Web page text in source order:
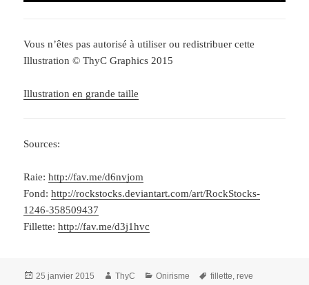
Vous n’êtes pas autorisé à utiliser ou redistribuer cette
Illustration © ThyC Graphics 2015
Illustration en grande taille
Sources:
Raie:http://fav.me/d6nvjom
Fond:http://rockstocks.deviantart.com/art/RockStocks-
1246-358509437
Fillette:http://fav.me/d3j1hvc
Publié
25 janvier 2015 Auteur
ThyC Catégories
Onirisme
Mots-
fillette,reve